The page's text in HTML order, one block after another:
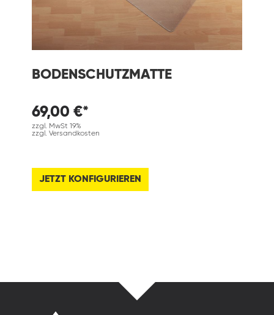
BODENSCHUTZMATTE
69,00 €*
zzgl. MwSt 19%
zzgl. Versandkosten
JETZT KONFIGURIEREN